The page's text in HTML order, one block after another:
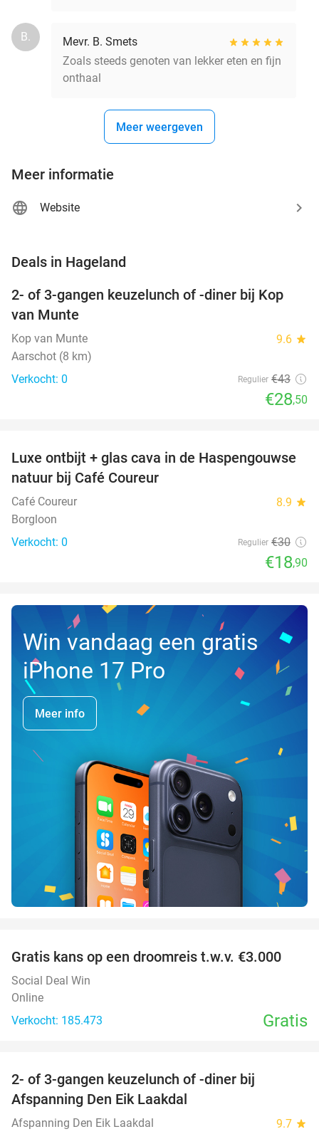
B.
Mevr. B. Smets
Zoals steeds genoten van lekker eten en fijn
onthaal
Meer weergeven
Meer informatie
Website
Deals in Hageland
34%
TODAY
2- of 3-gangen keuzelunch of -diner bij Kop
van Munte
Kop van Munte 9.6 star
Aarschot (8 km)
Verkocht: 0
Regulier €43
€28,50
37%
TODAY
Luxe ontbijt + glas cava in de Haspengouwse
natuur bij Café Coureur
Café Coureur 8.9 star
Borgloon
Verkocht: 0
Regulier €30
€18,90
Win vandaag een gratis
iPhone 17 Pro
Meer info
Gratis kans op een droomreis t.w.v. €3.000
Social Deal Win
Online
Verkocht: 185.473
Gratis
2- of 3-gangen keuzelunch of -diner bij
Afspanning Den Eik Laakdal
Afspanning Den Eik Laakdal 9.7 star